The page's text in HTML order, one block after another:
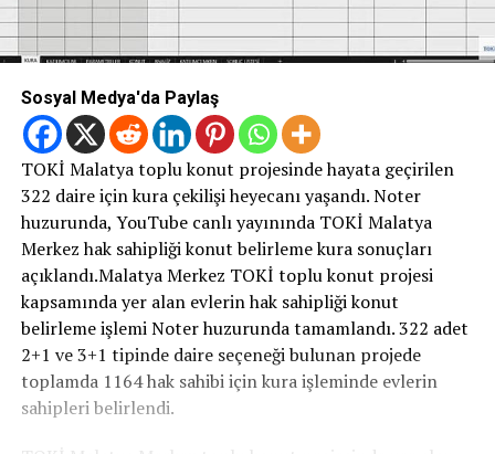
Sosyal Medya'da Paylaş
TOKİ Malatya toplu konut projesinde hayata geçirilen
322 daire için kura çekilişi heyecanı yaşandı. Noter
huzurunda, YouTube canlı yayınında TOKİ Malatya
Merkez hak sahipliği konut belirleme kura sonuçları
açıklandı.Malatya Merkez TOKİ toplu konut projesi
kapsamında yer alan evlerin hak sahipliği konut
belirleme işlemi Noter huzurunda tamamlandı. 322 adet
2+1 ve 3+1 tipinde daire seçeneği bulunan projede
toplamda 1164 hak sahibi için kura işleminde evlerin
sahipleri belirlendi.